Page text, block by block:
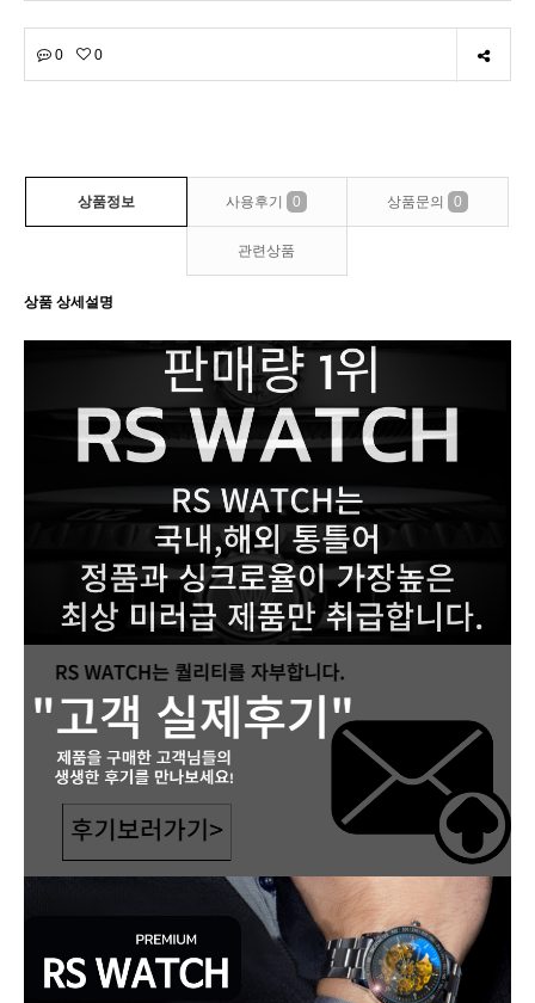
0 0
상품정보 사용후기 0 상품문의 0
관련상품
상품 상세설명